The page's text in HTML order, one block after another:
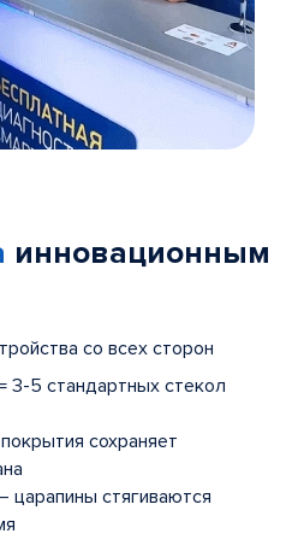
инновационным
со всех сторон
3-5 стандартных стекол
сохраняет
стягиваются